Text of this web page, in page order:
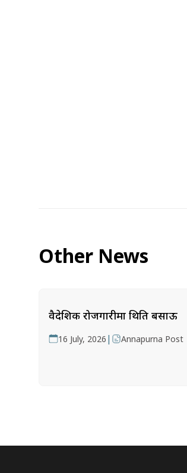
Other News
वैदेशिक रोजगारीमा थिति बसाऊ
16 July, 2026 | Annapurna Post